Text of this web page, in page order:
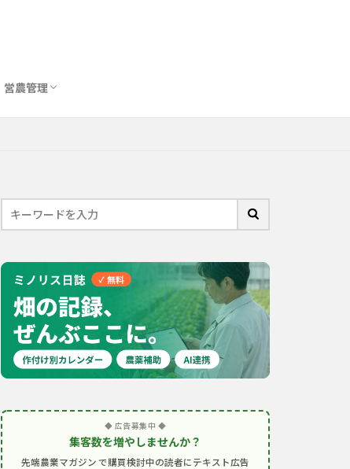
営農管理
圃場管理アプリおすすめ10選
農業用トイレ比較
バイオスティミュラント完全ガイド
◆ 広告募集中 ◆
集客数を増やしませんか？
先端農業マガジン で購買検討中の読者にテキスト広告